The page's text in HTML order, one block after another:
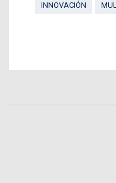
INNOVACIÓN